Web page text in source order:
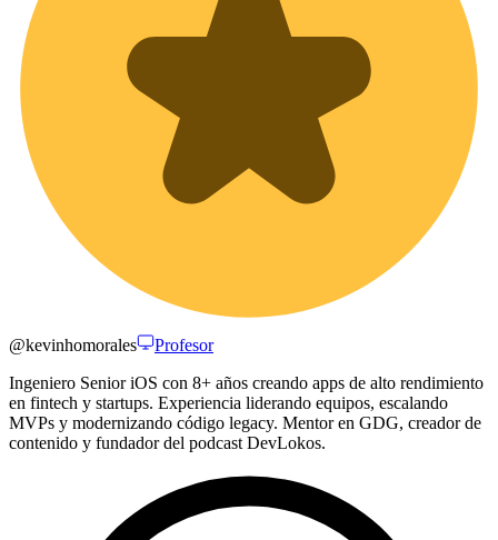
@kevinhomorales
Profesor
Ingeniero Senior iOS con 8+ años creando apps de alto rendimiento
en fintech y startups. Experiencia liderando equipos, escalando
MVPs y modernizando código legacy. Mentor en GDG, creador de
contenido y fundador del podcast DevLokos.